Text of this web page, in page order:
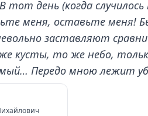
день (когда случилось
меня, оставьте меня!
заставляют
кусты, то же небо,
Передо мною лежит